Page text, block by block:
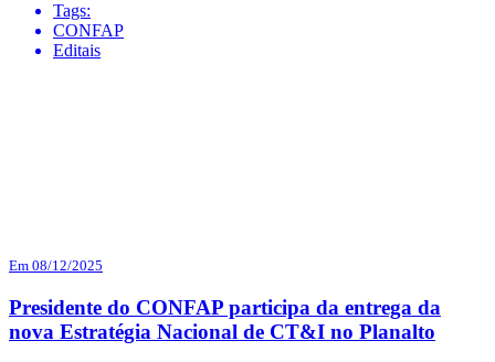
Tags:
CONFAP
Editais
Em 08/12/2025
Presidente do CONFAP participa da entrega da
nova Estratégia Nacional de CT&I no Planalto